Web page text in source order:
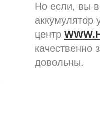
Но если, вы
аккумулятор
центр
качественно
довольны.